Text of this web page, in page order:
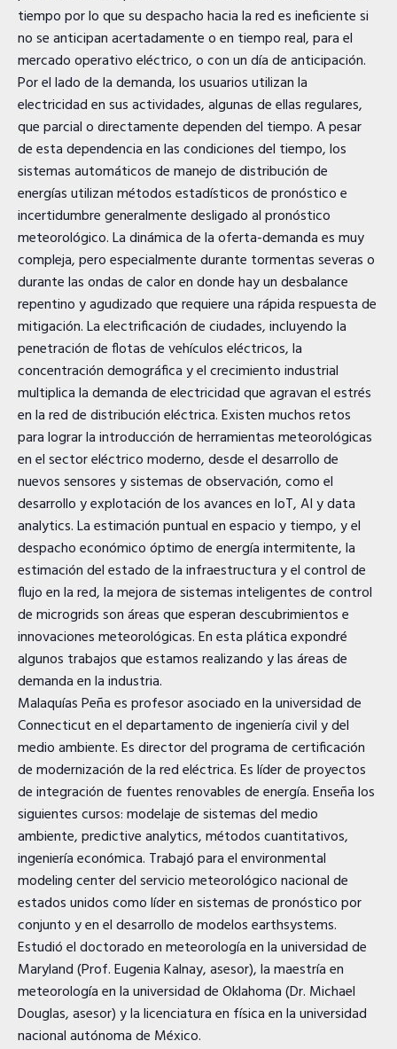
tiempo por lo que su despacho hacia la red es ineficiente si
no se anticipan acertadamente o en tiempo real, para el
mercado operativo eléctrico, o con un día de anticipación.
Por el lado de la demanda, los usuarios utilizan la
electricidad en sus actividades, algunas de ellas regulares,
que parcial o directamente dependen del tiempo. A pesar
de esta dependencia en las condiciones del tiempo, los
sistemas automáticos de manejo de distribución de
energías utilizan métodos estadísticos de pronóstico e
incertidumbre generalmente desligado al pronóstico
meteorológico. La dinámica de la oferta-demanda es muy
compleja, pero especialmente durante tormentas severas o
durante las ondas de calor en donde hay un desbalance
repentino y agudizado que requiere una rápida respuesta de
mitigación. La electrificación de ciudades, incluyendo la
penetración de flotas de vehículos eléctricos, la
concentración demográfica y el crecimiento industrial
multiplica la demanda de electricidad que agravan el estrés
en la red de distribución eléctrica. Existen muchos retos
para lograr la introducción de herramientas meteorológicas
en el sector eléctrico moderno, desde el desarrollo de
nuevos sensores y sistemas de observación, como el
desarrollo y explotación de los avances en IoT, AI y data
analytics. La estimación puntual en espacio y tiempo, y el
despacho económico óptimo de energía intermitente, la
estimación del estado de la infraestructura y el control de
flujo en la red, la mejora de sistemas inteligentes de control
de microgrids son áreas que esperan descubrimientos e
innovaciones meteorológicas. En esta plática expondré
algunos trabajos que estamos realizando y las áreas de
demanda en la industria.
Malaquías Peña es profesor asociado en la universidad de
Connecticut en el departamento de ingeniería civil y del
medio ambiente. Es director del programa de certificación
de modernización de la red eléctrica. Es líder de proyectos
de integración de fuentes renovables de energía. Enseña los
siguientes cursos: modelaje de sistemas del medio
ambiente, predictive analytics, métodos cuantitativos,
ingeniería económica. Trabajó para el environmental
modeling center del servicio meteorológico nacional de
estados unidos como líder en sistemas de pronóstico por
conjunto y en el desarrollo de modelos earthsystems.
Estudió el doctorado en meteorología en la universidad de
Maryland (Prof. Eugenia Kalnay, asesor), la maestría en
meteorología en la universidad de Oklahoma (Dr. Michael
Douglas, asesor) y la licenciatura en física en la universidad
nacional autónoma de México.